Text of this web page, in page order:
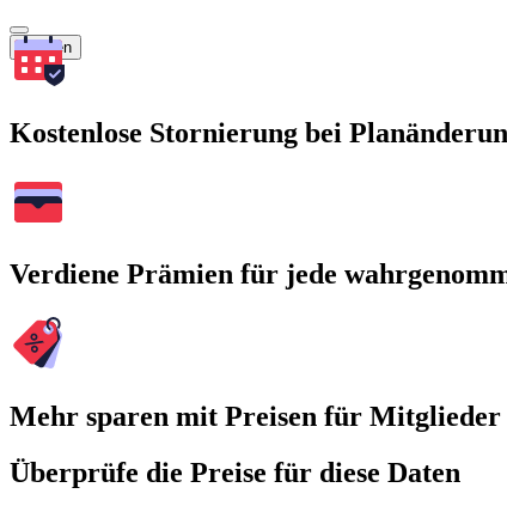
Suchen
Kostenlose Stornierung bei
Verdiene Prämien für jede
Mehr sparen mit Preisen für Mitglieder
Überprüfe die Preise für diese Daten